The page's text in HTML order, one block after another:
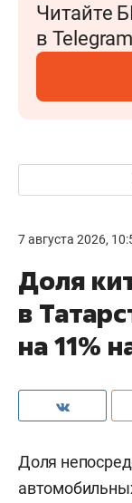
Читайте
в Telegram
7 августа 2026,
Доля
в
на 11%
Доля